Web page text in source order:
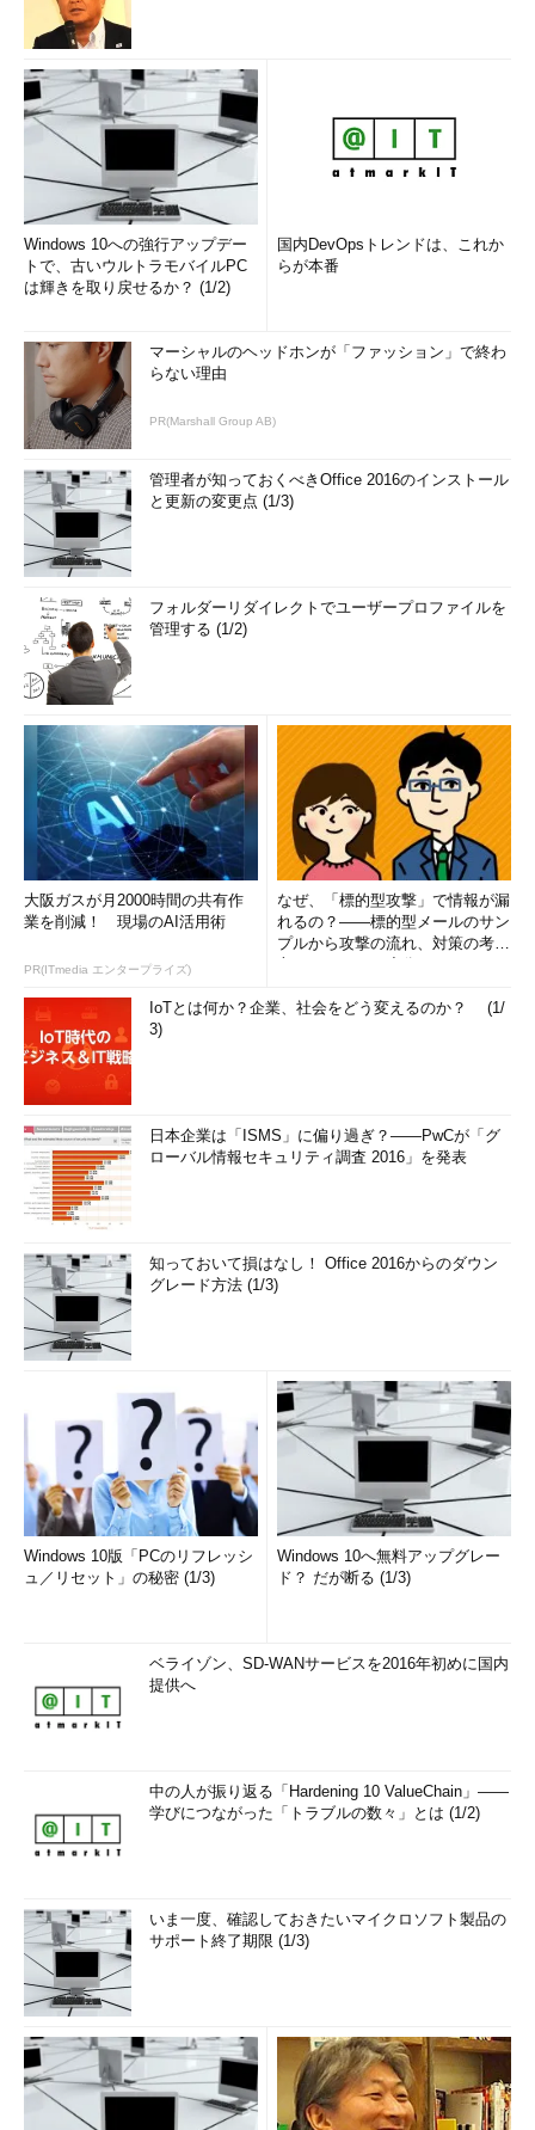
Windows 10への強行アップデー
トで、古いウルトラモバイルPC
は輝きを取り戻せるか？ (1/2)
国内DevOpsトレンドは、これか
らが本番
マーシャルのヘッドホンが「ファッション」で終わ
らない理由
PR(Marshall Group AB)
管理者が知っておくべきOffice 2016のインストール
と更新の変更点 (1/3)
フォルダーリダイレクトでユーザープロファイルを
管理する (1/2)
大阪ガスが月2000時間の共有作
業を削減！ 現場のAI活用術
PR(ITmedia エンタープライズ)
なぜ、「標的型攻撃」で情報が漏
れるの？――標的型メールのサン
プルから攻撃の流れ、対策の考え
IoTとは何か？企業、社会をどう変えるのか？ (1/
3)
日本企業は「ISMS」に偏り過ぎ？――PwCが「グ
ローバル情報セキュリティ調査 2016」を発表
知っておいて損はなし！ Office 2016からのダウン
グレード方法 (1/3)
Windows 10版「PCのリフレッシ
ュ／リセット」の秘密 (1/3)
Windows 10へ無料アップグレー
ド？ だが断る (1/3)
ベライゾン、SD-WANサービスを2016年初めに国内
提供へ
中の人が振り返る「Hardening 10 ValueChain」――
学びにつながった「トラブルの数々」とは (1/2)
いま一度、確認しておきたいマイクロソフト製品の
サポート終了期限 (1/3)